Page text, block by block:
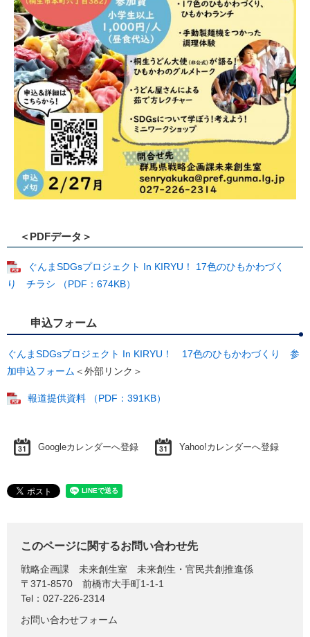
＜PDFデータ＞
ぐんまSDGsプロジェクト In KIRYU！ 17色のひもかわづく
り チラシ （PDF：674KB）
申込フォーム
ぐんまSDGsプロジェクト In KIRYU！ 17色のひもかわづくり 参
加申込フォーム ＜外部リンク＞
報道提供資料 （PDF：391KB）
Googleカレンダーへ登録 Yahoo!カレンダーへ登録
このページに関するお問い合わせ先
戦略企画課
未来創生室 未来創生・官民共創推進係
〒371-8570
前橋市大手町1-1-1
Tel：027-226-2314
お問い合わせフォーム